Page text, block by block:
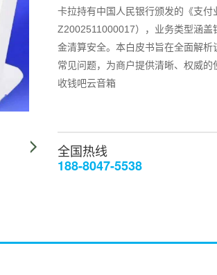
卡拉持有中国人民银行颁发的《支付
Z2002511000017），业务类型涵
金清算安全。本白皮书旨在全面解
常见问题，为商户提供清晰、权威
收钱吧云音箱
全国热线
188-8047-5538